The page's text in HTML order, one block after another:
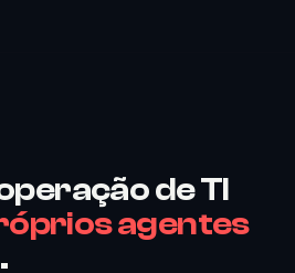
de TI
agentes